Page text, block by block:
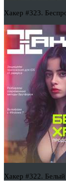
Хакер #323.
Хакер #322. Белый